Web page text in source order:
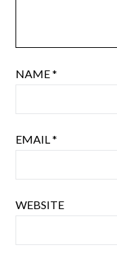
NAME*
EMAIL*
WEBSITE